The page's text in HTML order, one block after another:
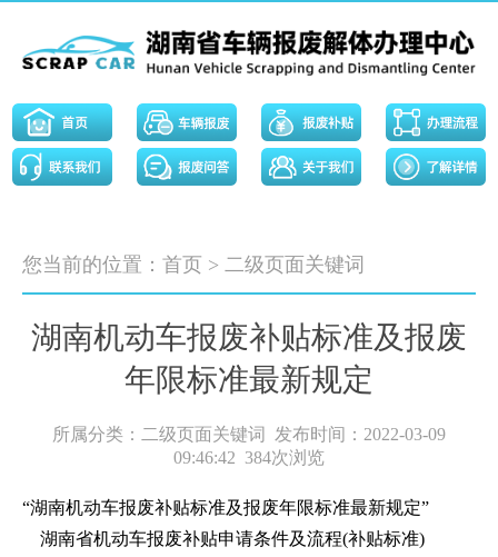
您当前的位置： 首页 > 二级页面关键词
湖南机动车报废补贴标准及报废
年限标准最新规定
所属分类：二级页面关键词 发布时间：2022-03-09
09:46:42 384次浏览
“湖南机动车报废补贴标准及报废年限标准最新规定”
湖南省机动车报废补贴申请条件及流程(补贴标准)